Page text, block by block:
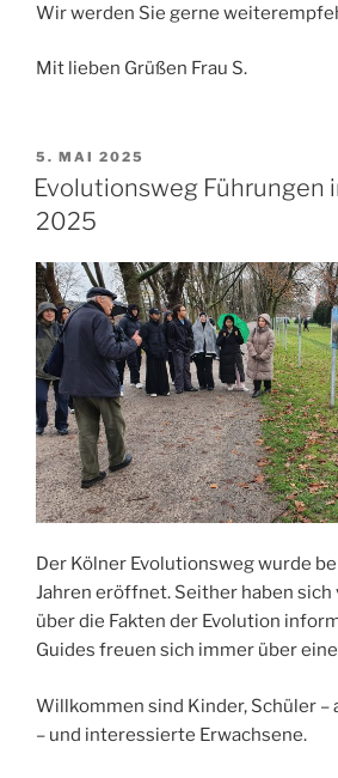
Wir werden Sie gerne
Mit lieben Grüßen Frau S.
VERÖFFENTLICHT
AM
5. MAI 2025
Evolutionsweg Führungen
2025
Der Kölner Evolutionsweg wurde
Jahren eröffnet. Seither haben
über die Fakten der Evolution
Guides freuen sich immer über
Willkommen sind Kinder, Schüler –
– und interessierte Erwachsene.